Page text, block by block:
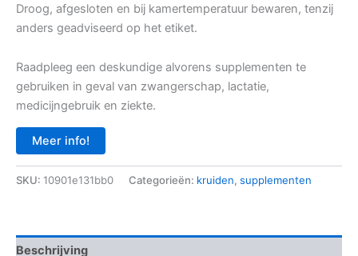
Droog, afgesloten en bij kamertemperatuur bewaren, tenzij
anders geadviseerd op het etiket.
Raadpleeg een deskundige alvorens supplementen te
gebruiken in geval van zwangerschap, lactatie,
medicijngebruik en ziekte.
Meer info!
SKU: 10901e131bb0 Categorieën: kruiden, supplementen
Beschrijving